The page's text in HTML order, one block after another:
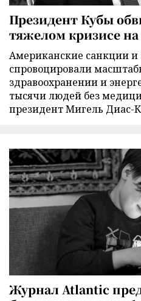
Президент Кубы
тяжелом кризисе на
Американские санкции и
спровоцировали
здравоохранении и
тысячи людей без
президент Мигель Диас-
Журнал Atlantic